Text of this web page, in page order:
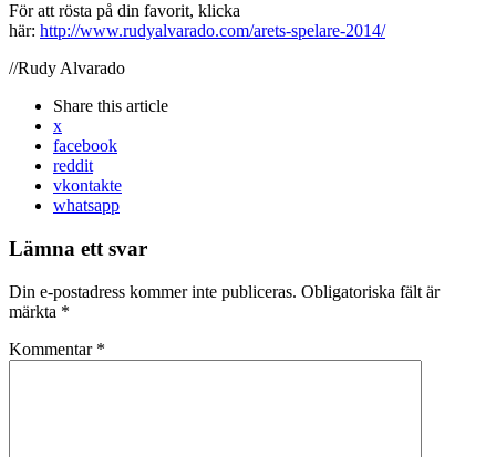
För att rösta på din favorit, klicka
här: http://www.rudyalvarado.com/arets-spelare-2014/
//Rudy Alvarado
Share this article
x
facebook
reddit
vkontakte
whatsapp
Lämna ett svar
Din e-postadress kommer inte publiceras. Obligatoriska fält är
märkta *
Kommentar *